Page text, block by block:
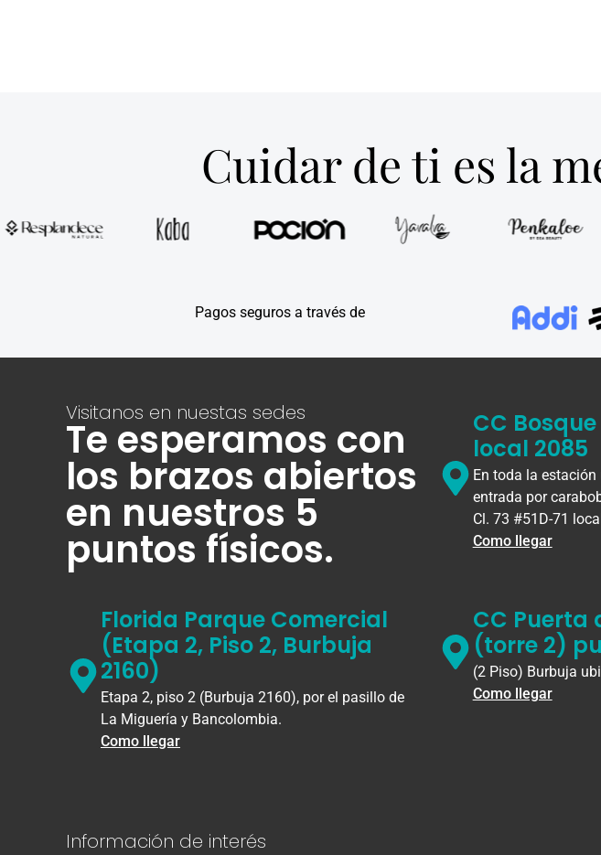
Cuidar de ti es la
Pagos seguros a través de
Visitanos en nuestas sedes
Te esperamos con
los brazos abiertos
en nuestros 5
puntos físicos.
CC
local 2085
En toda la
entrada por
Cl. 73 #51D-71
Como llegar
Florida Parque Comercial
(Etapa 2, Piso 2, Burbuja
2160)
Etapa 2, piso 2 (Burbuja 2160), por el pasillo de
La Miguería y Bancolombia.
Como llegar
CC Puerta
(torre 2)
(2 Piso) Burbuja
Como llegar
Información de interés